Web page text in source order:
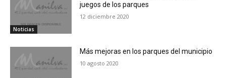
Noticias
juegos de los parques
12 diciembre 2020
Más mejoras en los parques del municipio
10 agosto 2020